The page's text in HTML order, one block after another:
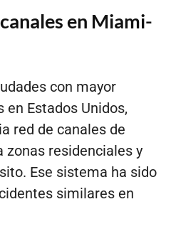
en Miami-
con mayor
en Estados Unidos,
red de canales de
zonas residenciales y
Ese sistema ha sido
similares en